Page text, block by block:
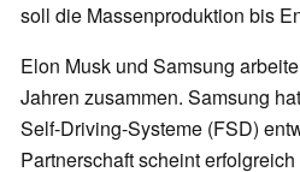
soll die Massenproduktion bis
Elon Musk und Samsung
Jahren zusammen. Samsung
Self-Driving-Systeme (FSD)
Partnerschaft scheint